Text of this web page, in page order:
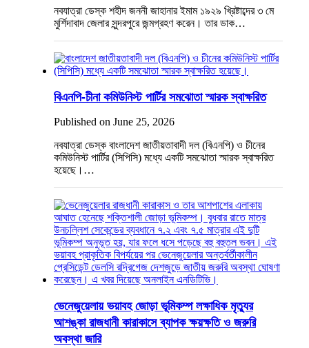
নবযাত্রা ডেস্ক শহীদ জননী জাহানার ইমাম ১৯২৯ খ্রিষ্টাব্দের ৩ মে
মুর্শিদাবাদ জেলার সুন্দরপুরে জন্মগ্রহণ করেন। তার ডাক…
বিএনপি-চীনা কমিউনিস্ট পার্টির সমঝোতা স্মারক স্বাক্ষরিত
Published on June 25, 2026
নবযাত্রা ডেস্ক বাংলাদেশ জাতীয়তাবাদী দল (বিএনপি) ও চীনের
কমিউনিস্ট পার্টির (সিপিসি) মধ্যে একটি সমঝোতা স্মারক স্বাক্ষরিত
হয়েছে।…
ভেনেজুয়েলায় ভয়াবহ জোড়া ভূমিকম্প লক্ষাধিক মৃত্যুর
আশঙ্কা রাজধানী কারাকাসে ব্যাপক ক্ষয়ক্ষতি ও জরুরি
অবস্থা জারি